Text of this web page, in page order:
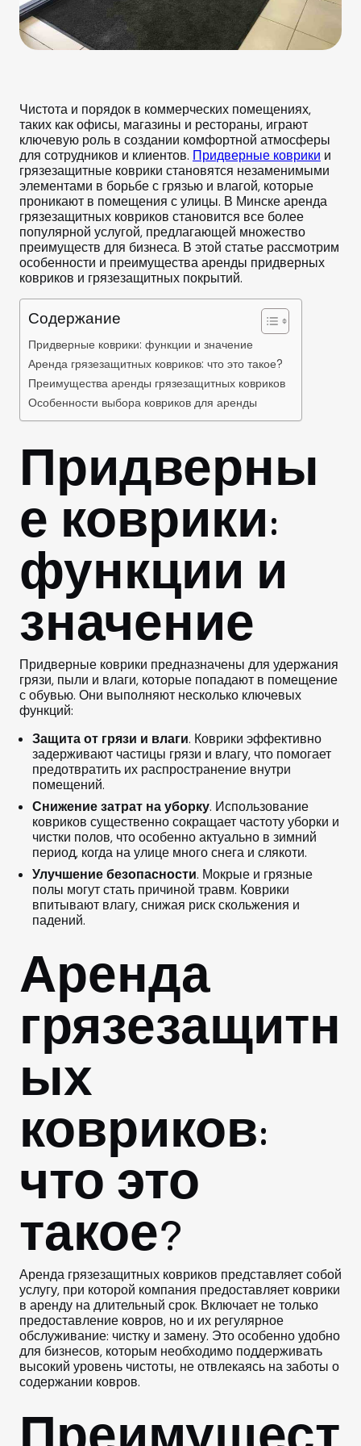
Чистота и порядок в коммерческих помещениях,
таких как офисы, магазины и рестораны, играют
ключевую роль в создании комфортной атмосферы
для сотрудников и клиентов. Придверные коврики и
грязезащитные коврики становятся незаменимыми
элементами в борьбе с грязью и влагой, которые
проникают в помещения с улицы. В Минске аренда
грязезащитных ковриков становится все более
популярной услугой, предлагающей множество
преимуществ для бизнеса. В этой статье рассмотрим
особенности и преимущества аренды придверных
ковриков и грязезащитных покрытий.
Содержание
Придверные коврики: функции и значение
Аренда грязезащитных ковриков: что это такое?
Преимущества аренды грязезащитных ковриков
Особенности выбора ковриков для аренды
Придверны
е коврики:
функции и
значение
Придверные коврики предназначены для удержания
грязи, пыли и влаги, которые попадают в помещение
с обувью. Они выполняют несколько ключевых
функций:
Защита от грязи и влаги. Коврики эффективно
задерживают частицы грязи и влагу, что помогает
предотвратить их распространение внутри
помещений.
Снижение затрат на уборку. Использование
ковриков существенно сокращает частоту уборки и
чистки полов, что особенно актуально в зимний
период, когда на улице много снега и слякоти.
Улучшение безопасности. Мокрые и грязные
полы могут стать причиной травм. Коврики
впитывают влагу, снижая риск скольжения и
падений.
Аренда
грязезащитн
ых
ковриков:
что это
такое?
Аренда грязезащитных ковриков представляет собой
услугу, при которой компания предоставляет коврики
в аренду на длительный срок. Включает не только
предоставление ковров, но и их регулярное
обслуживание: чистку и замену. Это особенно удобно
для бизнесов, которым необходимо поддерживать
высокий уровень чистоты, не отвлекаясь на заботы о
содержании ковров.